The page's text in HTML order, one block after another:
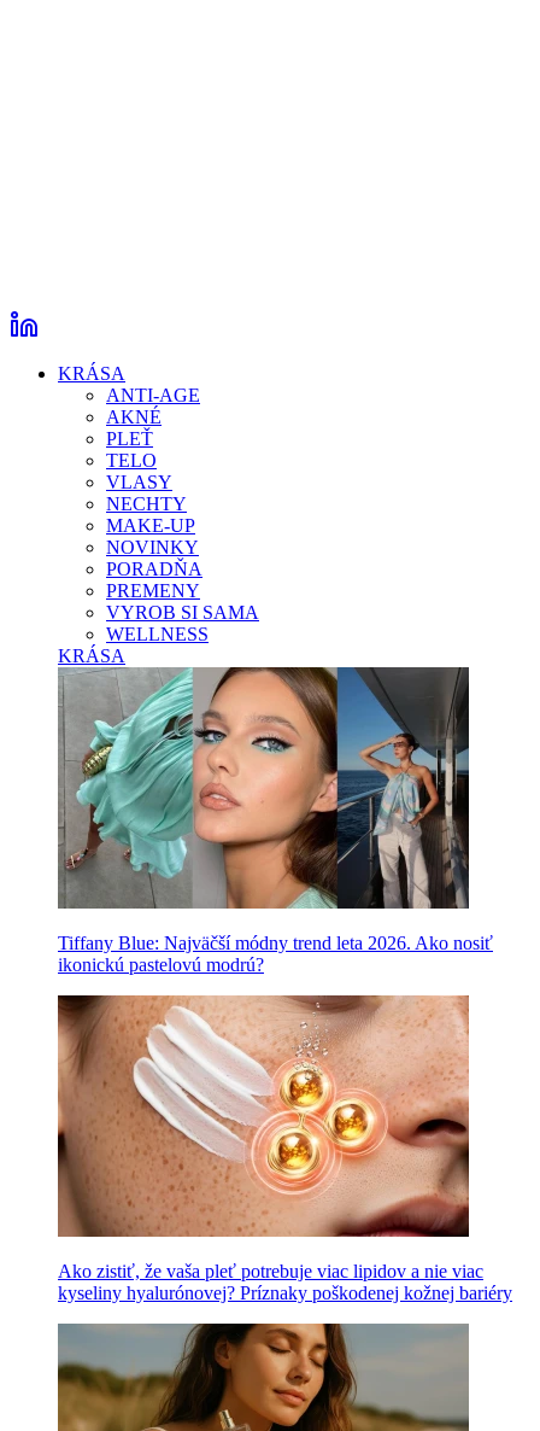
KRÁSA
ANTI-AGE
AKNÉ
PLEŤ
TELO
VLASY
NECHTY
MAKE-UP
NOVINKY
PORADŇA
PREMENY
VYROB SI SAMA
WELLNESS
KRÁSA
Tiffany Blue: Najväčší módny trend leta 2026. Ako nosiť
ikonickú pastelovú modrú?
Ako zistiť, že vaša pleť potrebuje viac lipidov a nie viac
kyseliny hyalurónovej? Príznaky poškodenej kožnej bariéry